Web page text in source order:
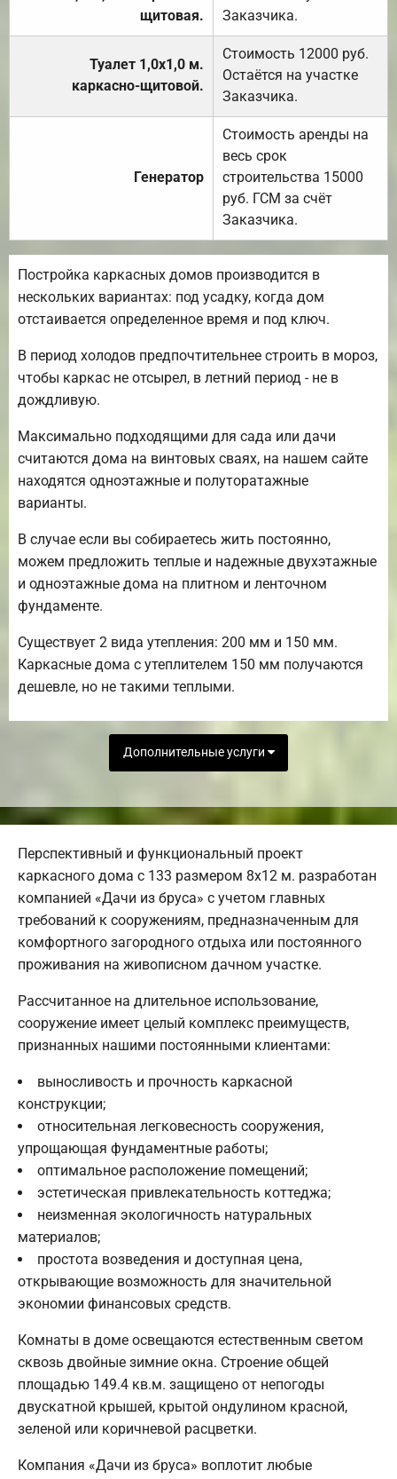
щитовая.
Заказчика.
Туалет 1,0х1,0 м.
каркасно-щитовой.
Стоимость 12000 руб.
Остаётся на участке
Заказчика.
Генератор
Стоимость аренды на
весь срок
строительства 15000
руб. ГСМ за счёт
Заказчика.
Постройка каркасных домов производится в
нескольких вариантах: под усадку, когда дом
отстаивается определенное время и под ключ.
В период холодов предпочтительнее строить в мороз,
чтобы каркас не отсырел, в летний период - не в
дождливую.
Максимально подходящими для сада или дачи
считаются дома на винтовых сваях, на нашем сайте
находятся одноэтажные и полуторатажные
варианты.
В случае если вы собираетесь жить постоянно,
можем предложить теплые и надежные двухэтажные
и одноэтажные дома на плитном и ленточном
фундаменте.
Существует 2 вида утепления: 200 мм и 150 мм.
Каркасные дома с утеплителем 150 мм получаются
дешевле, но не такими теплыми.
Дополнительные услуги
Перспективный и функциональный проект
каркасного дома с 133 размером 8х12 м. разработан
компанией «Дачи из бруса» с учетом главных
требований к сооружениям, предназначенным для
комфортного загородного отдыха или постоянного
проживания на живописном дачном участке.
Рассчитанное на длительное использование,
сооружение имеет целый комплекс преимуществ,
признанных нашими постоянными клиентами:
выносливость и прочность каркасной
конструкции;
относительная легковесность сооружения,
упрощающая фундаментные работы;
оптимальное расположение помещений;
эстетическая привлекательность коттеджа;
неизменная экологичность натуральных
материалов;
простота возведения и доступная цена,
открывающие возможность для значительной
экономии финансовых средств.
Комнаты в доме освещаются естественным светом
сквозь двойные зимние окна. Строение общей
площадью 149.4 кв.м. защищено от непогоды
двускатной крышей, крытой ондулином красной,
зеленой или коричневой расцветки.
Компания «Дачи из бруса» воплотит любые